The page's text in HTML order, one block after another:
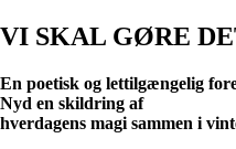
VI SKAL GØRE
En poetisk og lettilgængelig
Nyd en skildring af
hverdagens magi sammen i